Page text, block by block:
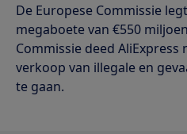
De Europese Commissie
megaboete van €550
Commissie deed
verkoop van illegale en
te gaan.